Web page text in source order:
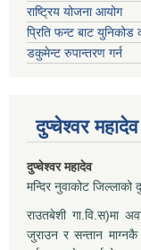
राष्ट्रिय योजना आयोग
प्रिति फन्ट बाट युनिकोड
डकुमेन्ट रुपान्तरण गर्न
दुप्चेश्वर
दुप्चेश्वर महादेव
मन्दिर नुवाकोट
राउतबेशी गा.वि.स)मा
जुराउन र सन्तान